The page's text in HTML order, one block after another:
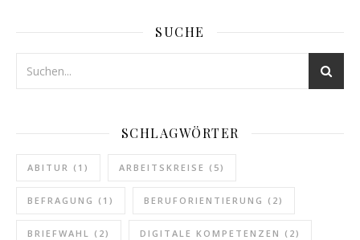
SUCHE
SCHLAGWÖRTER
ABITUR (1) ARBEITSKREISE (5)
BEFRAGUNG (1) BERUFORIENTIERUNG (2)
BRIEFWAHL (2) DIGITALE KOMPETENZEN (2)